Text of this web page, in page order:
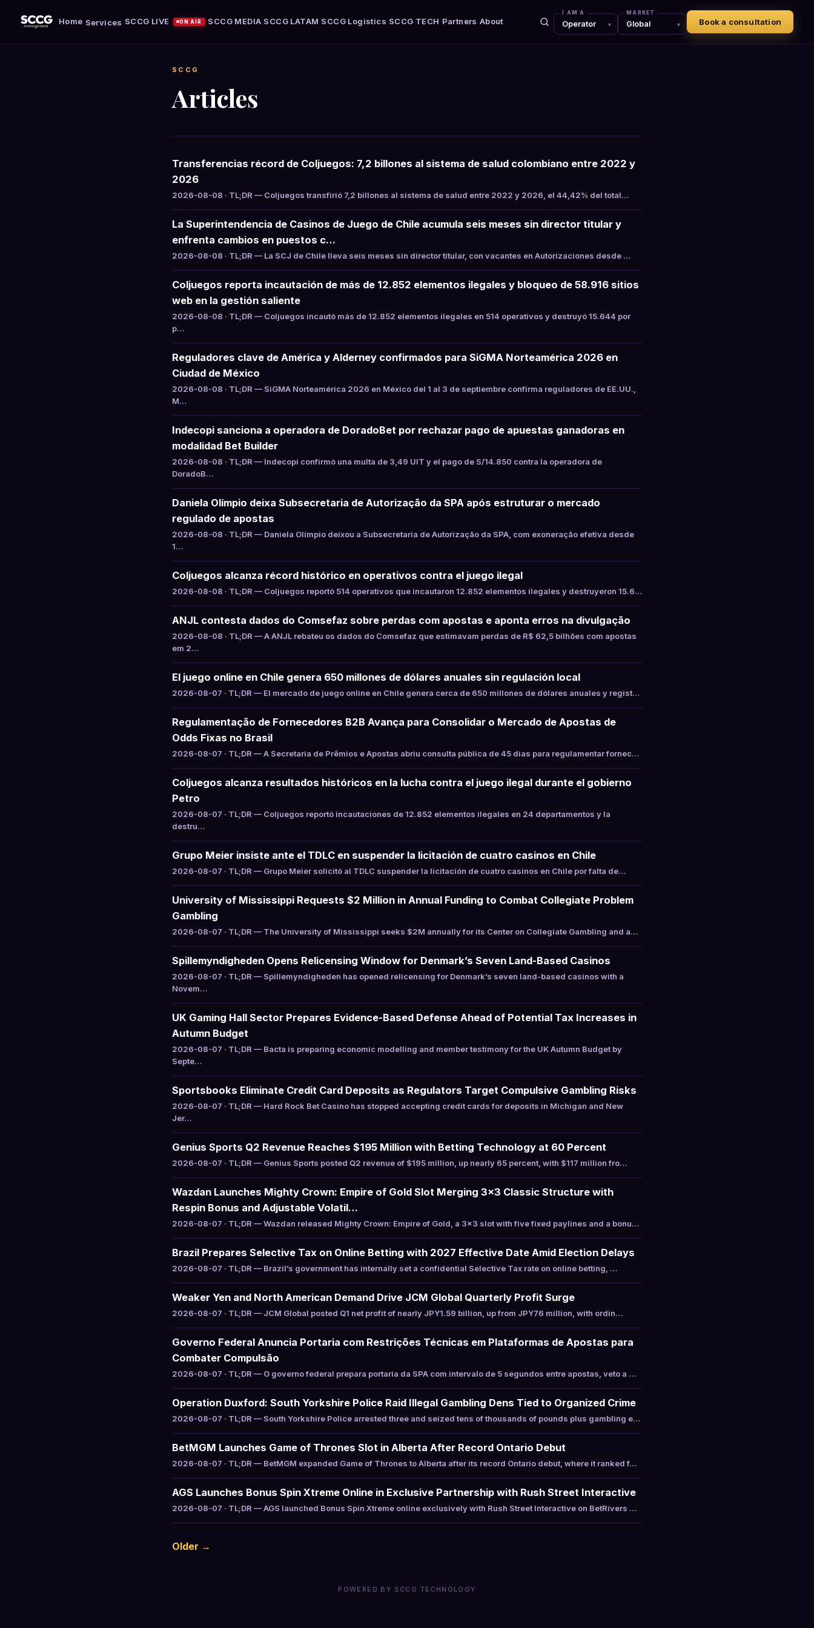
Home Services SCCG LIVE ON AIR SCCG MEDIA SCCG LATAM SCCG Logistics SCCG TECH Partners About
I AM A MARKET
Book a consultation
SCCG
Articles
Transferencias récord de Coljuegos: 7,2 billones al sistema de salud colombiano entre 2022 y
2026
2026-08-08 · TL;DR — Coljuegos transfirió 7,2 billones al sistema de salud entre 2022 y 2026, el 44,42% del total…
La Superintendencia de Casinos de Juego de Chile acumula seis meses sin director titular y
enfrenta cambios en puestos c…
2026-08-08 · TL;DR — La SCJ de Chile lleva seis meses sin director titular, con vacantes en Autorizaciones desde …
Coljuegos reporta incautación de más de 12.852 elementos ilegales y bloqueo de 58.916 sitios
web en la gestión saliente
2026-08-08 · TL;DR — Coljuegos incautó más de 12.852 elementos ilegales en 514 operativos y destruyó 15.644 por
p…
Reguladores clave de América y Alderney confirmados para SiGMA Norteamérica 2026 en
Ciudad de México
2026-08-08 · TL;DR — SiGMA Norteamérica 2026 en México del 1 al 3 de septiembre confirma reguladores de EE.UU.,
M…
Indecopi sanciona a operadora de DoradoBet por rechazar pago de apuestas ganadoras en
modalidad Bet Builder
2026-08-08 · TL;DR — Indecopi confirmó una multa de 3,49 UIT y el pago de S/14.850 contra la operadora de
DoradoB…
Daniela Olímpio deixa Subsecretaria de Autorização da SPA após estruturar o mercado
regulado de apostas
2026-08-08 · TL;DR — Daniela Olímpio deixou a Subsecretaria de Autorização da SPA, com exoneração efetiva desde
1…
Coljuegos alcanza récord histórico en operativos contra el juego ilegal
2026-08-08 · TL;DR — Coljuegos reportó 514 operativos que incautaron 12.852 elementos ilegales y destruyeron 15.6…
ANJL contesta dados do Comsefaz sobre perdas com apostas e aponta erros na divulgação
2026-08-08 · TL;DR — A ANJL rebateu os dados do Comsefaz que estimavam perdas de R$ 62,5 bilhões com apostas
em 2…
El juego online en Chile genera 650 millones de dólares anuales sin regulación local
2026-08-07 · TL;DR — El mercado de juego online en Chile genera cerca de 650 millones de dólares anuales y regist…
Regulamentação de Fornecedores B2B Avança para Consolidar o Mercado de Apostas de
Odds Fixas no Brasil
2026-08-07 · TL;DR — A Secretaria de Prêmios e Apostas abriu consulta pública de 45 dias para regulamentar fornec…
Coljuegos alcanza resultados históricos en la lucha contra el juego ilegal durante el gobierno
Petro
2026-08-07 · TL;DR — Coljuegos reportó incautaciones de 12.852 elementos ilegales en 24 departamentos y la
destru…
Grupo Meier insiste ante el TDLC en suspender la licitación de cuatro casinos en Chile
2026-08-07 · TL;DR — Grupo Meier solicitó al TDLC suspender la licitación de cuatro casinos en Chile por falta de…
University of Mississippi Requests $2 Million in Annual Funding to Combat Collegiate Problem
Gambling
2026-08-07 · TL;DR — The University of Mississippi seeks $2M annually for its Center on Collegiate Gambling and a…
Spillemyndigheden Opens Relicensing Window for Denmark’s Seven Land-Based Casinos
2026-08-07 · TL;DR — Spillemyndigheden has opened relicensing for Denmark’s seven land-based casinos with a
Novem…
UK Gaming Hall Sector Prepares Evidence-Based Defense Ahead of Potential Tax Increases in
Autumn Budget
2026-08-07 · TL;DR — Bacta is preparing economic modelling and member testimony for the UK Autumn Budget by
Septe…
Sportsbooks Eliminate Credit Card Deposits as Regulators Target Compulsive Gambling Risks
2026-08-07 · TL;DR — Hard Rock Bet Casino has stopped accepting credit cards for deposits in Michigan and New
Jer…
Genius Sports Q2 Revenue Reaches $195 Million with Betting Technology at 60 Percent
2026-08-07 · TL;DR — Genius Sports posted Q2 revenue of $195 million, up nearly 65 percent, with $117 million fro…
Wazdan Launches Mighty Crown: Empire of Gold Slot Merging 3×3 Classic Structure with
Respin Bonus and Adjustable Volatil…
2026-08-07 · TL;DR — Wazdan released Mighty Crown: Empire of Gold, a 3×3 slot with five fixed paylines and a bonu…
Brazil Prepares Selective Tax on Online Betting with 2027 Effective Date Amid Election Delays
2026-08-07 · TL;DR — Brazil’s government has internally set a confidential Selective Tax rate on online betting, …
Weaker Yen and North American Demand Drive JCM Global Quarterly Profit Surge
2026-08-07 · TL;DR — JCM Global posted Q1 net profit of nearly JPY1.59 billion, up from JPY76 million, with ordin…
Governo Federal Anuncia Portaria com Restrições Técnicas em Plataformas de Apostas para
Combater Compulsão
2026-08-07 · TL;DR — O governo federal prepara portaria da SPA com intervalo de 5 segundos entre apostas, veto a …
Operation Duxford: South Yorkshire Police Raid Illegal Gambling Dens Tied to Organized Crime
2026-08-07 · TL;DR — South Yorkshire Police arrested three and seized tens of thousands of pounds plus gambling e…
BetMGM Launches Game of Thrones Slot in Alberta After Record Ontario Debut
2026-08-07 · TL;DR — BetMGM expanded Game of Thrones to Alberta after its record Ontario debut, where it ranked f…
AGS Launches Bonus Spin Xtreme Online in Exclusive Partnership with Rush Street Interactive
2026-08-07 · TL;DR — AGS launched Bonus Spin Xtreme online exclusively with Rush Street Interactive on BetRivers …
Older →
POWERED BY SCCG TECHNOLOGY